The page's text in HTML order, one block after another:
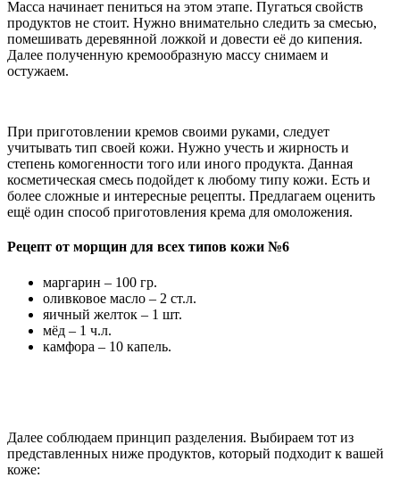
Масса начинает пениться на этом этапе. Пугаться свойств
продуктов не стоит. Нужно внимательно следить за смесью,
помешивать деревянной ложкой и довести её до кипения.
Далее полученную кремообразную массу снимаем и
остужаем.
При приготовлении кремов своими руками, следует
учитывать тип своей кожи. Нужно учесть и жирность и
степень комогенности того или иного продукта. Данная
косметическая смесь подойдет к любому типу кожи. Есть и
более сложные и интересные рецепты. Предлагаем оценить
ещё один способ приготовления крема для омоложения.
Рецепт от морщин для всех типов кожи №6
маргарин – 100 гр.
оливковое масло – 2 ст.л.
яичный желток – 1 шт.
мёд – 1 ч.л.
камфора – 10 капель.
Далее соблюдаем принцип разделения. Выбираем тот из
представленных ниже продуктов, который подходит к вашей
коже: